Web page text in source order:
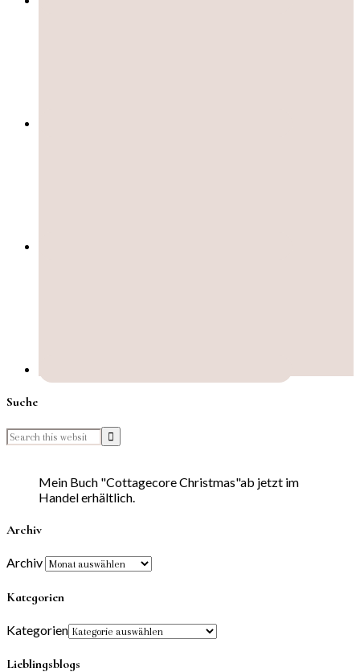
Suche
Mein Buch "Cottagecore Christmas"ab jetzt im
Handel erhältlich.
Archiv
Archiv
Kategorien
Kategorien
Lieblingsblogs